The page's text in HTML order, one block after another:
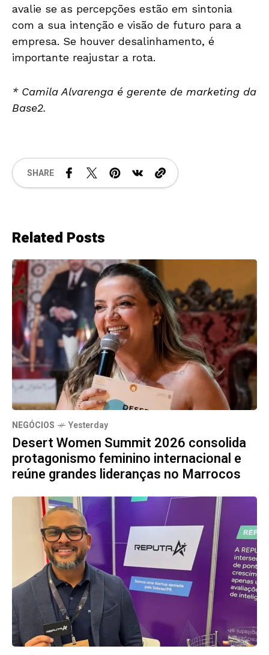
avalie se as percepções estão em sintonia
com a sua intenção e visão de futuro para a
empresa. Se houver desalinhamento, é
importante reajustar a rota.
* Camila Alvarenga é gerente de marketing da
Base2.
SHARE
Related Posts
NEGÓCIOS Yesterday
Desert Women Summit 2026 consolida
protagonismo feminino internacional e
reúne grandes lideranças no Marrocos